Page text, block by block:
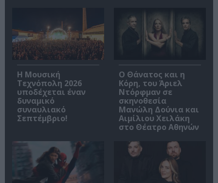
Η Μουσική
Τεχνόπολη 2026
υποδέχεται έναν
δυναμικό
συναυλιακό
Σεπτέμβριο!
Ο Θάνατος και η
Κόρη, του Άριελ
Ντόρφμαν σε
σκηνοθεσία
Μανώλη Δούνια και
Αιμίλιου Χειλάκη
στο Θέατρο Αθηνών